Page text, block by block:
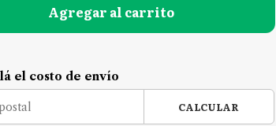
Agregar al carrito
el costo de envío
CALCULAR